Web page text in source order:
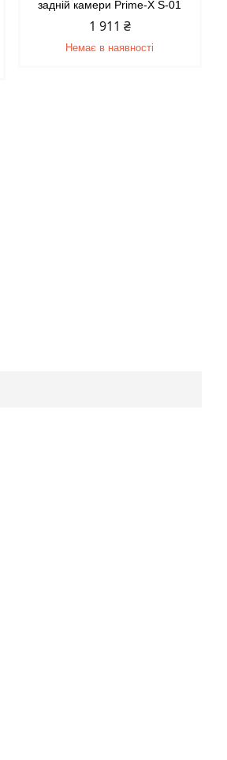
задній камери Prime-X S-01
1 911 ₴
Немає в наявності